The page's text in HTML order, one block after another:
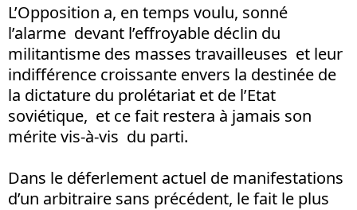
L’Opposition a, en temps voulu, sonné
l’alarme devant l’effroyable déclin du
militantisme des masses travailleuses et leur
indifférence croissante envers la destinée de
la dictature du prolétariat et de l’Etat
soviétique, et ce fait restera à jamais son
mérite vis-à-vis du parti.
Dans le déferlement actuel de manifestations
d’un arbitraire sans précédent, le fait le plus